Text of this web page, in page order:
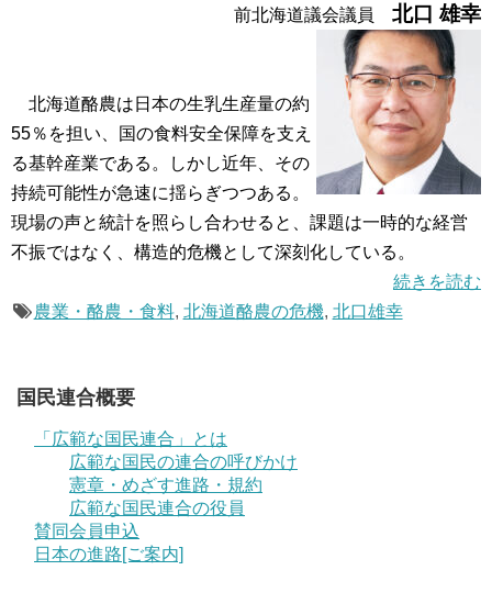
前北海道議会議員 北口 雄幸
北海道酪農は日本の生乳生産量の約
55％を担い、国の食料安全保障を支え
る基幹産業である。しかし近年、その
持続可能性が急速に揺らぎつつある。
現場の声と統計を照らし合わせると、課題は一時的な経営
不振ではなく、構造的危機として深刻化している。
続きを読む
農業・酪農・食料, 北海道酪農の危機, 北口雄幸
国民連合概要
「広範な国民連合」とは
広範な国民の連合の呼びかけ
憲章・めざす進路・規約
広範な国民連合の役員
賛同会員申込
日本の進路[ご案内]